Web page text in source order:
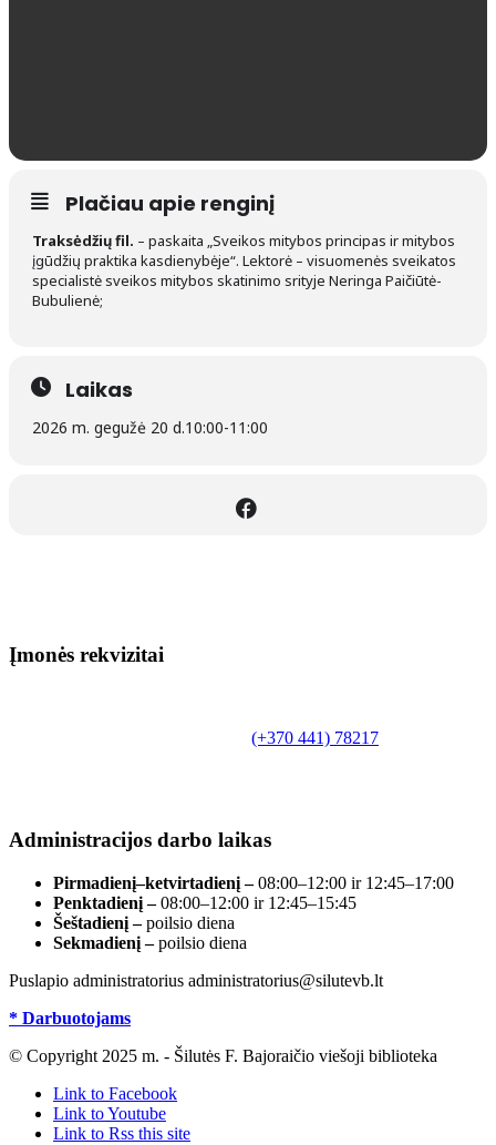
Plačiau apie renginį
Traksėdžių fil. – paskaita „Sveikos mitybos principas ir mitybos
įgūdžių praktika kasdienybėje“. Lektorė – visuomenės sveikatos
specialistė sveikos mitybos skatinimo srityje Neringa Paičiūtė-
Bubulienė;
Laikas
2026 m. gegužė 20 d.10:00-11:00
Įmonės rekvizitai
(+370 441) 78217
Administracijos darbo laikas
Pirmadienį–ketvirtadienį –08:00–12:00 ir 12:45–17:00
Penktadienį –08:00–12:00 ir 12:45–15:45
Šeštadienį –poilsio diena
Sekmadienį –poilsio diena
Puslapio administratorius administratorius@silutevb.lt
* Darbuotojams
© Copyright 2025 m. - Šilutės F. Bajoraičio viešoji biblioteka
Link to Facebook
Link to Youtube
Link to Rss this site